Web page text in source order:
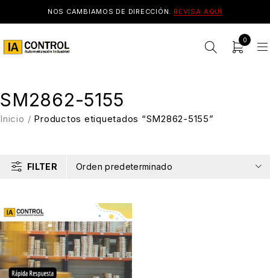
NOS CAMBIAMOS DE DIRECCIÓN. REVISA AQUÍ
0
SM2862-5155
Inicio / Productos etiquetados “SM2862-5155”
FILTER Orden predeterminado